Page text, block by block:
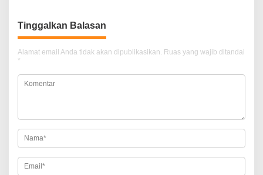
g
a
s
i
p
s
Tinggalkan Balasan
Alamat email Anda tidak akan dipublikasikan. Ruas yang wajib ditandai
*